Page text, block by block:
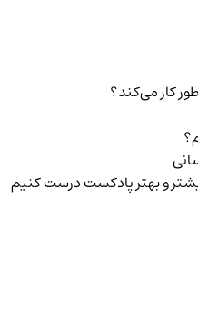
پادکست درست کنیم